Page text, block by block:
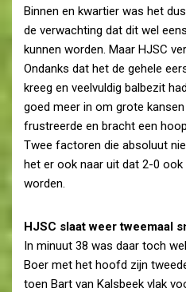
Binnen en kwartier was het
de verwachting dat dit wel
kunnen worden. Maar HJSC
Ondanks dat het de gehele
kreeg en veelvuldig balbezit
goed meer in om grote
frustreerde en bracht een
Twee factoren die absoluut
het er ook naar uit dat 2-0
worden.
HJSC slaat weer tweemaal
In minuut 38 was daar toch
Boer met het hoofd zijn
toen Bart van Kalsbeek vlak